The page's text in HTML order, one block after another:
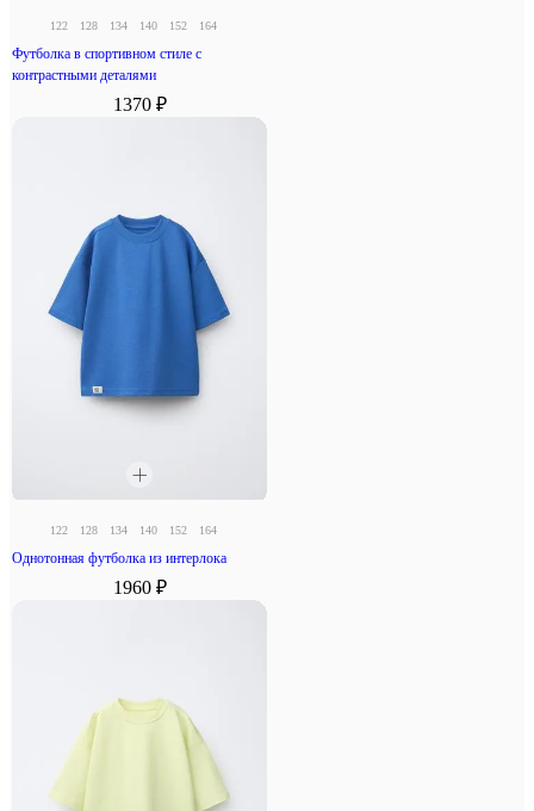
122 128 134 140 152 164
Футболка в спортивном стиле с
контрастными деталями
1370 ₽
122 128 134 140 152 164
Однотонная футболка из интерлока
1960 ₽